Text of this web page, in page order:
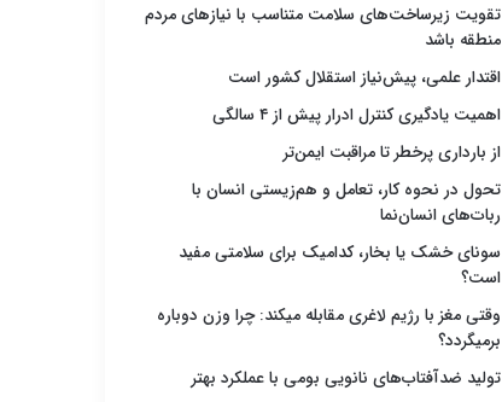
تقویت زیرساخت‌های سلامت متناسب با نیازهای مردم
منطقه باشد
اقتدار علمی، پیش‌نیاز استقلال کشور است
اهمیت یادگیری کنترل ادرار پیش از ۴ سالگی
از بارداری پرخطر تا مراقبت ایمن‌تر
تحول در نحوه کار، تعامل و هم‌زیستی انسان با
ربات‌های انسان‌نما
سونای خشک یا بخار، کدامیک برای سلامتی مفید
است؟
وقتی مغز با رژیم لاغری مقابله میکند: چرا وزن دوباره
برمیگردد؟
تولید ضدآفتاب‌های نانویی بومی با عملکرد بهتر